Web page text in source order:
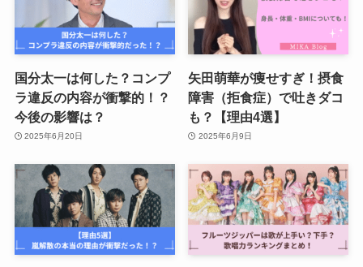
国分太一は何した？コンプ
ラ違反の内容が衝撃的！？
今後の影響は？
2025年6月20日
矢田萌華が痩せすぎ！摂食
障害（拒食症）で吐きダコ
も？【理由4選】
2025年6月9日